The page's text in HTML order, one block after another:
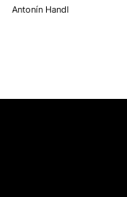
Antonín Handl